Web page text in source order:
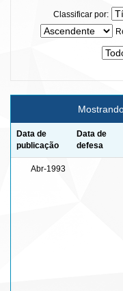
Classificar por:
Data de
publicação
Data de
defesa
Abr-1993